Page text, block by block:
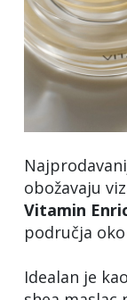
obožavaju
Vitamin
područja
Idealan je